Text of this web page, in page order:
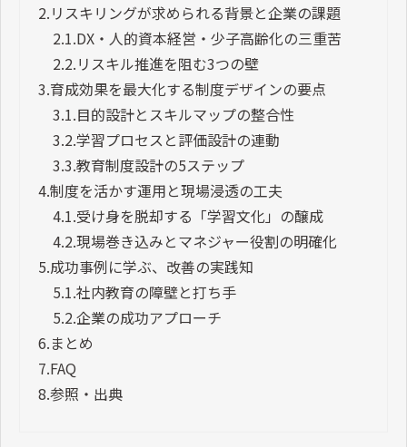
2.リスキリングが求められる背景と企業の課題
2.1.DX・人的資本経営・少子高齢化の三重苦
2.2.リスキル推進を阻む3つの壁
3.育成効果を最大化する制度デザインの要点
3.1.目的設計とスキルマップの整合性
3.2.学習プロセスと評価設計の連動
3.3.教育制度設計の5ステップ
4.制度を活かす運用と現場浸透の工夫
4.1.受け身を脱却する「学習文化」の醸成
4.2.現場巻き込みとマネジャー役割の明確化
5.成功事例に学ぶ、改善の実践知
5.1.社内教育の障壁と打ち手
5.2.企業の成功アプローチ
6.まとめ
7.FAQ
8.参照・出典